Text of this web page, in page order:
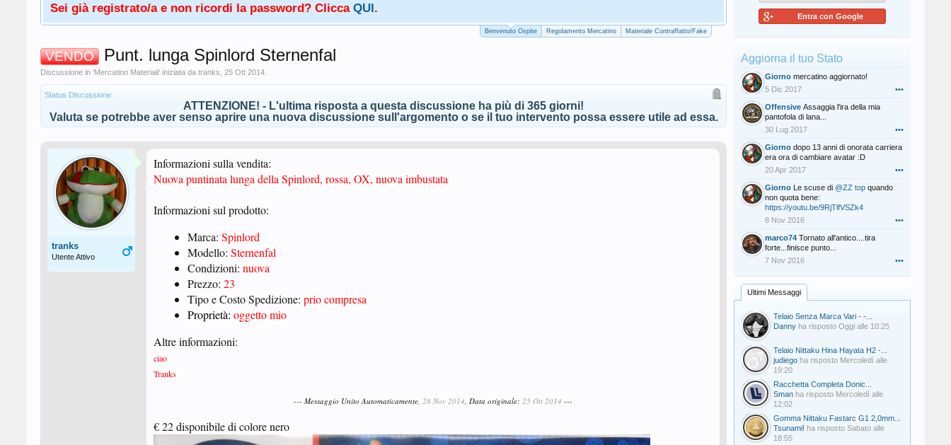
Sei già registrato/a e non ricordi la password? Clicca QUI.
Benvenuto Ospite Regolamento Mercatino Materiale Contraffatto/Fake
VENDO Punt. lunga Spinlord Sternenfal
Discussione in 'Mercatino Materiali' iniziata da tranks 25 Ott 2014
Status Discussione:
ATTENZIONE! - L'ultima risposta a questa discussione ha più di 365 giorni!
Valuta se potrebbe aver senso aprire una nuova discussione sull'argomento o se il tuo intervento possa essere utile ad essa.
tranks
Utente Attivo
Informazioni sulla vendita:
Nuova puntinata lunga della Spinlord, rossa, OX, nuova imbustata
Informazioni sul prodotto:
Marca: Spinlord
Modello: Sternenfal
Condizioni: nuova
Prezzo: 23
Tipo e Costo Spedizione: prio compresa
Proprietà: oggetto mio
Altre informazioni:
ciao
Tranks
--- Messaggio Unito Automaticamente, 28 Nov 2014, Data originale: 25 Ott 2014 ---
€ 22 disponibile di colore nero
Entra con Google
Aggiorna il tuo Stato
Giorno mercatino aggiornato!
5 Dic 2017
•••
Offensive Assaggia l'ira della mia
pantofola di lana...
30 Lug 2017
•••
Giorno dopo 13 anni di onorata carriera
era ora di cambiare avatar :D
20 Apr 2017
•••
Giorno Le scuse di @ZZ top quando
non quota bene:
https://youtu.be/9RjTlfVSZk4
8 Nov 2016
•••
marco74 Tornato all'antico....tira
forte...finisce punto...
7 Nov 2016
•••
Ultimi Messaggi
Telaio Senza Marca Vari - -...
Danny ha risposto Oggi alle 10:25
Telaio Nittaku Hina Hayata H2 -...
judiego ha risposto Mercoledì alle
19:20
Racchetta Completa Donic...
Sman ha risposto Mercoledì alle
12:02
Gomma Nittaku Fastarc G1 2,0mm...
Tsunami! ha risposto Sabato alle
18:55